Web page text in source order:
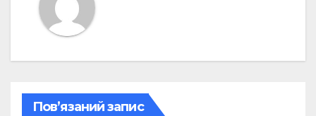
Пов’язаний запис